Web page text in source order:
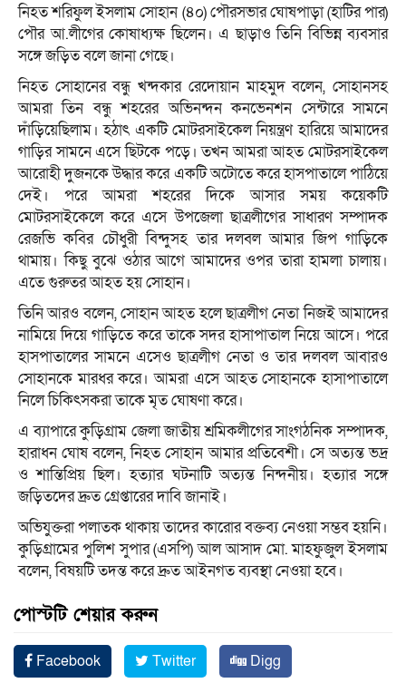
নিহত শরিফুল ইসলাম সোহান (৪০) পৌরসভার ঘোষপাড়া (হাটির পার)
পৌর আ.লীগের কোষাধ্যক্ষ ছিলেন। এ ছাড়াও তিনি বিভিন্ন ব্যবসার
সঙ্গে জড়িত বলে জানা গেছে।
নিহত সোহানের বন্ধু খন্দকার রেদোয়ান মাহমুদ বলেন, সোহানসহ
আমরা তিন বন্ধু শহরের অভিনন্দন কনভেনশন সেন্টারে সামনে
দাঁড়িয়েছিলাম। হঠাৎ একটি মোটরসাইকেল নিয়ন্ত্রণ হারিয়ে আমাদের
গাড়ির সামনে এসে ছিটকে পড়ে। তখন আমরা আহত মোটরসাইকেল
আরোহী দুজনকে উদ্ধার করে একটি অটোতে করে হাসপাতালে পাঠিয়ে
দেই। পরে আমরা শহরের দিকে আসার সময় কয়েকটি
মোটরসাইকেলে করে এসে উপজেলা ছাত্রলীগের সাধারণ সম্পাদক
রেজভি কবির চৌধুরী বিন্দুসহ তার দলবল আমার জিপ গাড়িকে
থামায়। কিছু বুঝে ওঠার আগে আমাদের ওপর তারা হামলা চালায়।
এতে গুরুতর আহত হয় সোহান।
তিনি আরও বলেন, সোহান আহত হলে ছাত্রলীগ নেতা নিজই আমাদের
নামিয়ে দিয়ে গাড়িতে করে তাকে সদর হাসাপাতাল নিয়ে আসে। পরে
হাসপাতালের সামনে এসেও ছাত্রলীগ নেতা ও তার দলবল আবারও
সোহানকে মারধর করে। আমরা এসে আহত সোহানকে হাসাপাতালে
নিলে চিকিৎসকরা তাকে মৃত ঘোষণা করে।
এ ব্যাপারে কুড়িগ্রাম জেলা জাতীয় শ্রমিকলীগের সাংগঠনিক সম্পাদক,
হারাধন ঘোষ বলেন, নিহত সোহান আমার প্রতিবেশী। সে অত্যন্ত ভদ্র
ও শান্তিপ্রিয় ছিল। হত্যার ঘটনাটি অত্যন্ত নিন্দনীয়। হত্যার সঙ্গে
জড়িতদের দ্রুত গ্রেপ্তারের দাবি জানাই।
অভিযুক্তরা পলাতক থাকায় তাদের কারোর বক্তব্য নেওয়া সম্ভব হয়নি।
কুড়িগ্রামের পুলিশ সুপার (এসপি) আল আসাদ মো. মাহফুজুল ইসলাম
বলেন, বিষয়টি তদন্ত করে দ্রুত আইনগত ব্যবস্থা নেওয়া হবে।
পোস্টটি শেয়ার করুন
Facebook Twitter
Digg